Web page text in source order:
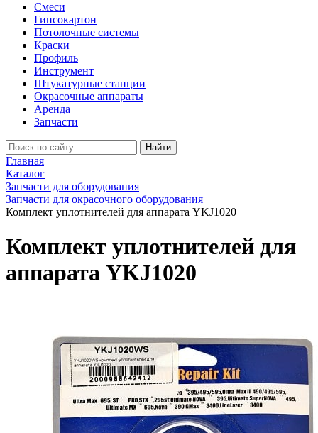
Смеси
Гипсокартон
Потолочные системы
Краски
Профиль
Инструмент
Штукатурные станции
Окрасочные аппараты
Аренда
Запчасти
Найти
Главная
Каталог
Запчасти для оборудования
Запчасти для окрасочного оборудования
Комплект уплотнителей для аппарата YKJ1020
Комплект уплотнителей для
аппарата YKJ1020